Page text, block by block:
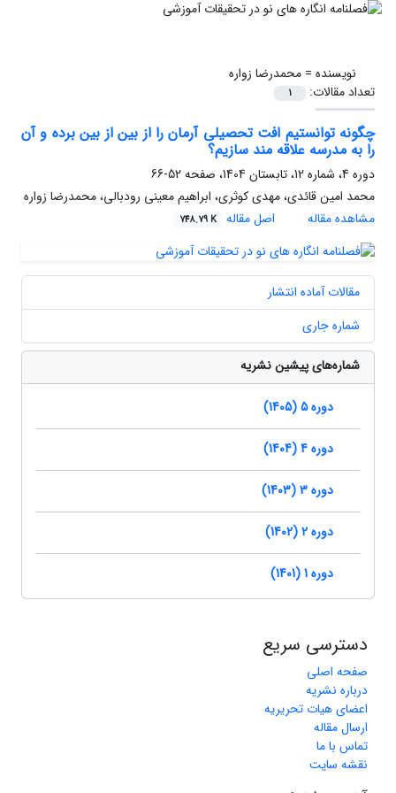
نویسنده =محمدرضا زواره
تعداد مقالات:
1
چگونه توانستیم افت تحصیلی آرمان را از بین از بین برده و آن
را به مدرسه علاقه مند سازیم؟
دوره 4، شماره 12، تابستان 1404، صفحه
52-66
محمد امین قائدی، مهدی کوثری، ابراهیم معینی رودبالی، محمدرضا زواره
مشاهده مقاله
اصل مقاله 748.79 K
مقالات آماده انتشار
شماره جاری
شماره‌های پیشین نشریه
دوره 5 (1405)
دوره 4 (1404)
دوره 3 (1403)
دوره 2 (1402)
دوره 1 (1401)
دسترسی سریع
صفحه اصلی
درباره نشریه
اعضای هیات تحریریه
ارسال مقاله
تماس با ما
نقشه سایت